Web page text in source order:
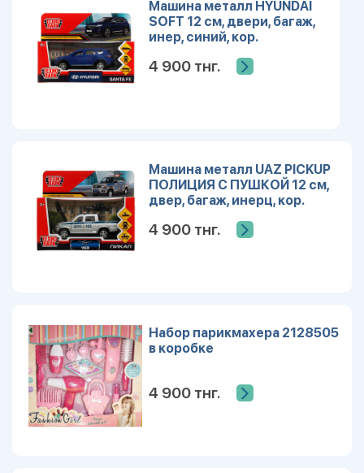
Машина металл HYUNDAI
SOFT 12 см, двери, багаж,
инер, синий, кор.
12FIL-BU
4 900 тнг.
Машина металл UAZ PICKUP
ПОЛИЦИЯ С ПУШКОЙ 12 см,
двер, багаж, инерц, кор.
CAN
4 900 тнг.
Набор парикмахера 2128505
в коробке
4 900 тнг.